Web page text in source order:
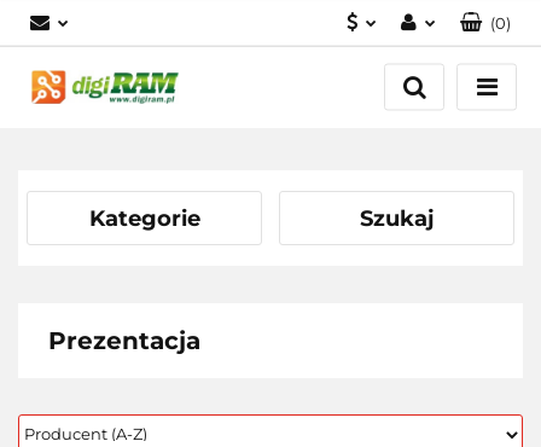
Zaloguj się
Zarejestruj się
(0)
Kategorie Szukaj
Prezentacja